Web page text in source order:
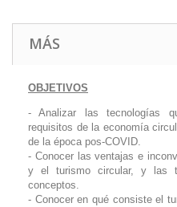
MÁS
OBJETIVOS
- Analizar las tecnologías
requisitos de la economía
de la época pos-COVID.
- Conocer las ventajas e
y el turismo circular, y las
conceptos.
- Conocer en qué consiste el